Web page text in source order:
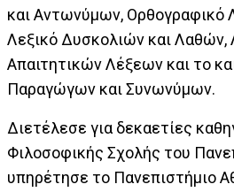
και Αντωνύμων, Ορθογραφικό
Λεξικό Δυσκολιών και Λαθών,
Απαιτητικών Λέξεων και το
Παραγώγων και Συνωνύμων.
Διετέλεσε για δεκαετίες
Φιλοσοφικής Σχολής του
υπηρέτησε το Πανεπιστήμιο